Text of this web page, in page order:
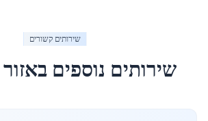
שירותים קשורים
שירותים נוספים